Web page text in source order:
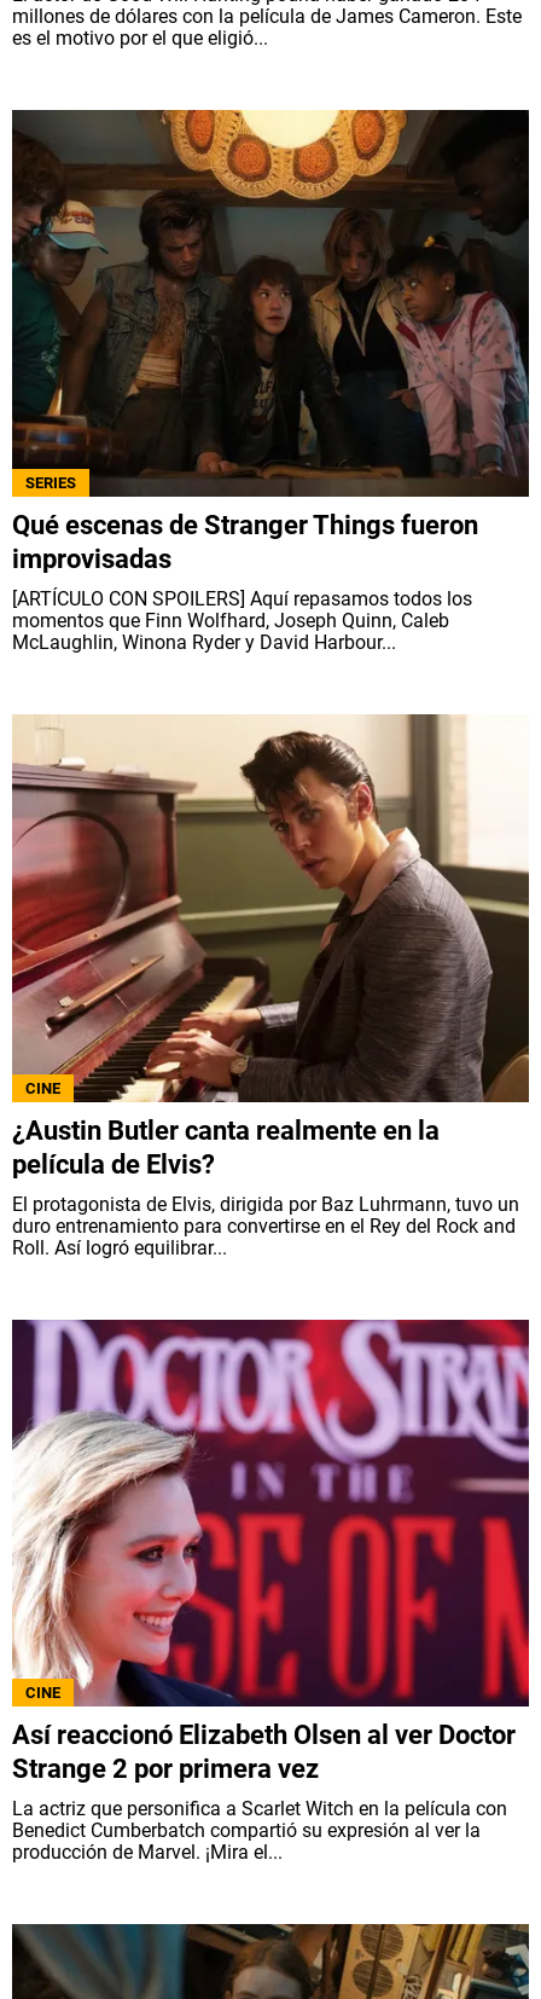
millones de dólares con la película de James Cameron. Este
es el motivo por el que eligió...
SERIES
Qué escenas de Stranger Things fueron
improvisadas
[ARTÍCULO CON SPOILERS] Aquí repasamos todos los
momentos que Finn Wolfhard, Joseph Quinn, Caleb
McLaughlin, Winona Ryder y David Harbour...
CINE
¿Austin Butler canta realmente en la
película de Elvis?
El protagonista de Elvis, dirigida por Baz Luhrmann, tuvo un
duro entrenamiento para convertirse en el Rey del Rock and
Roll. Así logró equilibrar...
CINE
Así reaccionó Elizabeth Olsen al ver Doctor
Strange 2 por primera vez
La actriz que personifica a Scarlet Witch en la película con
Benedict Cumberbatch compartió su expresión al ver la
producción de Marvel. ¡Mira el...